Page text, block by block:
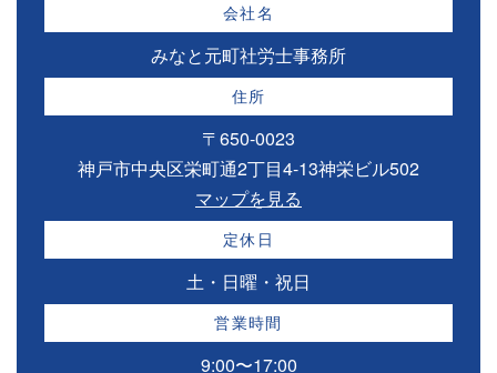
会社名
みなと元町社労士事務所
住所
〒650-0023
神戸市中央区栄町通2丁目4-13神栄ビル502
マップを見る
定休日
土・日曜・祝日
営業時間
9:00〜17:00